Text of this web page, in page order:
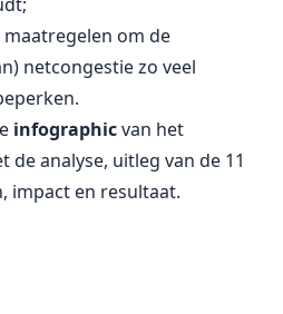
om de
netcongestie zo veel
infographicvan het
de analyse, uitleg van de 11
impact en resultaat.